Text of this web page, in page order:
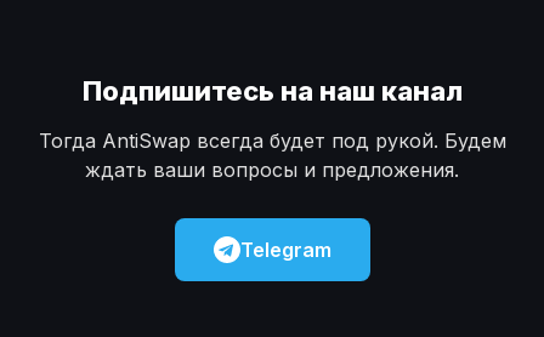
Подпишитесь на наш канал
Тогда AntiSwap всегда будет под рукой. Будем
ждать ваши вопросы и предложения.
Telegram